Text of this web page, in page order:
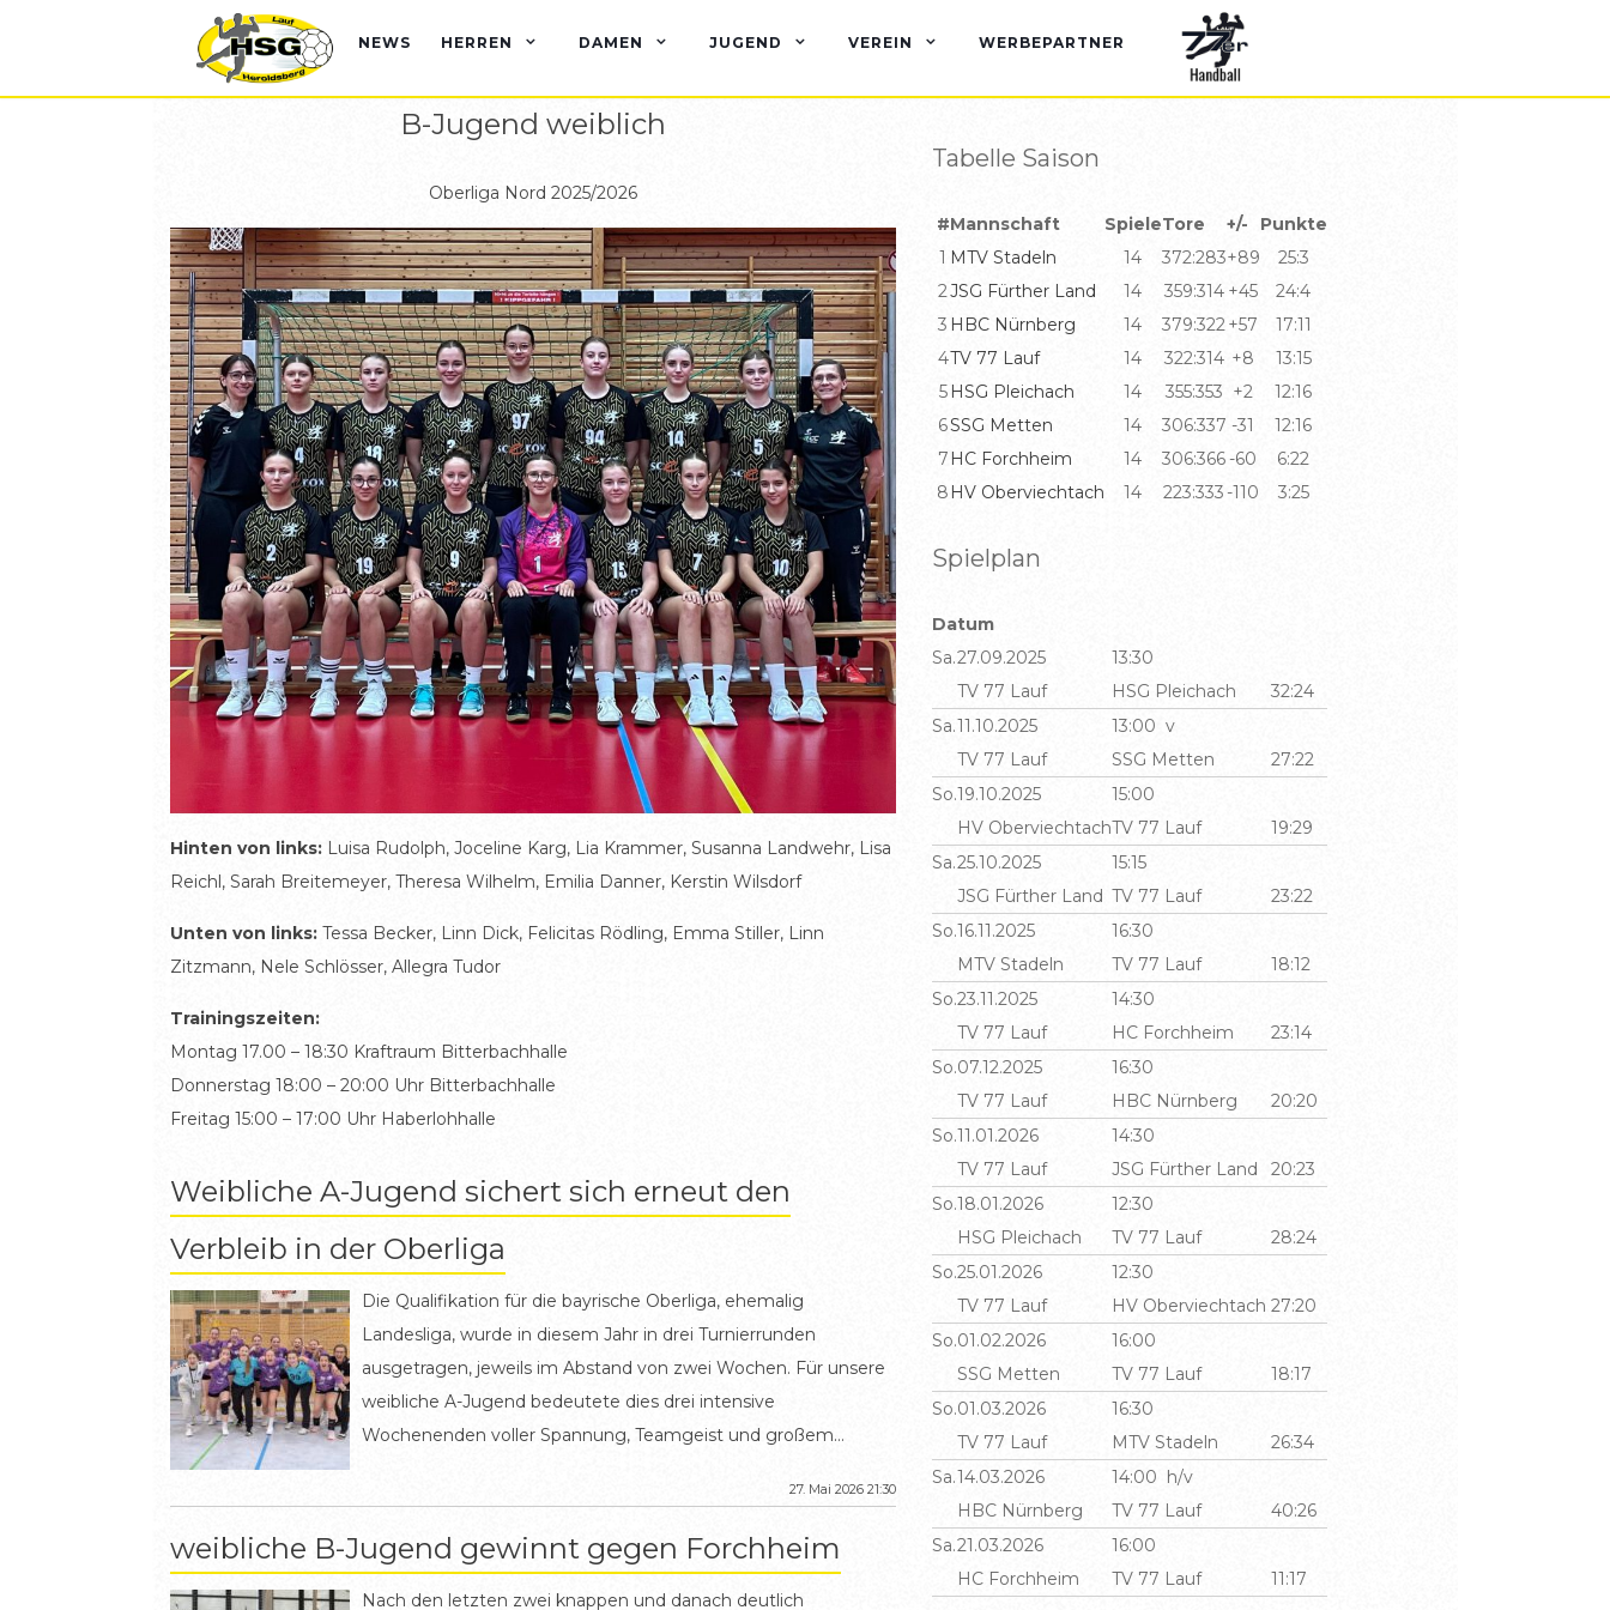
NEWS HERREN DAMEN JUGEND VEREIN WERBEPARTNER
B-Jugend weiblich
Oberliga Nord 2025/2026
Hinten von links: Luisa Rudolph, Joceline Karg, Lia Krammer, Susanna Landwehr, Lisa
Reichl, Sarah Breitemeyer, Theresa Wilhelm, Emilia Danner, Kerstin Wilsdorf
Unten von links: Tessa Becker, Linn Dick, Felicitas Rödling, Emma Stiller, Linn
Zitzmann, Nele Schlösser, Allegra Tudor
Trainingszeiten:
Montag 17.00 – 18:30 Kraftraum Bitterbachhalle
Donnerstag 18:00 – 20:00 Uhr Bitterbachhalle
Freitag 15:00 – 17:00 Uhr Haberlohhalle
Weibliche A-Jugend sichert sich erneut den
Verbleib in der Oberliga
Die Qualifikation für die bayrische Oberliga, ehemalig
Landesliga, wurde in diesem Jahr in drei Turnierrunden
ausgetragen, jeweils im Abstand von zwei Wochen. Für unsere
weibliche A-Jugend bedeutete dies drei intensive
Wochenenden voller Spannung, Teamgeist und großem
gut. Zwar wurde das ursprünglich gesteckte Ziel, den ersten
Platz zu erreichen, knapp verpasst, dennoch konnten alle
Beteiligten mit der Leistung der Mannschaft zufrieden sein.
Die Mädels zeigten starken Handball, kämpften füreinander
27. Mai 2026 21:30
weibliche B-Jugend gewinnt gegen Forchheim
Nach den letzten zwei knappen und danach deutlich
Tabelle Saison
#Mannschaft SpieleTore +/-
Punkte
1 MTV Stadeln 14 372:283+89
25:3
2JSG Fürther Land 14 359:314 +45
24:4
3 HBC Nürnberg 14 379:322+57
17:11
4TV 77 Lauf 14 322:314 +8
13:15
5 HSG Pleichach 14 355:353 +2
12:16
6SSG Metten 14 306:337 -31
12:16
7 HC Forchheim 14 306:366-60
6:22
8 HV Oberviechtach 14 223:333-110 3:25
Spielplan
Datum
Sa.27.09.2025
13:30
TV 77 Lauf
HSG Pleichach
32:24
Sa.11.10.2025
13:00 v
TV 77 Lauf
SSG Metten
27:22
So.19.10.2025
15:00
HV OberviechtachTV 77 Lauf
19:29
Sa.25.10.2025
15:15
JSG Fürther Land TV 77 Lauf
23:22
So.16.11.2025
16:30
MTV Stadeln
TV 77 Lauf
18:12
So.23.11.2025
14:30
TV 77 Lauf
HC Forchheim
23:14
So.07.12.2025
16:30
TV 77 Lauf
HBC Nürnberg
20:20
So.11.01.2026
14:30
TV 77 Lauf
JSG Fürther Land
20:23
So.18.01.2026
12:30
HSG Pleichach
TV 77 Lauf
28:24
So.25.01.2026
12:30
TV 77 Lauf
HV Oberviechtach 27:20
So.01.02.2026
16:00
SSG Metten
TV 77 Lauf
18:17
So.01.03.2026
16:30
TV 77 Lauf
MTV Stadeln
26:34
Sa.14.03.2026
14:00 h/v
HBC Nürnberg
TV 77 Lauf
40:26
Sa.21.03.2026
16:00
HC Forchheim
TV 77 Lauf 11:17